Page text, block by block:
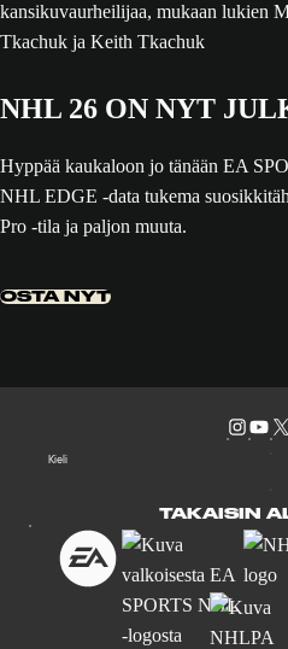
NHL 26 ON NYT
Hyppää kaukaloon jo tänään EA
NHL EDGE -data tukema
Pro -tila ja paljon muuta.
OSTA NYT
Kieli
TAKAISIN